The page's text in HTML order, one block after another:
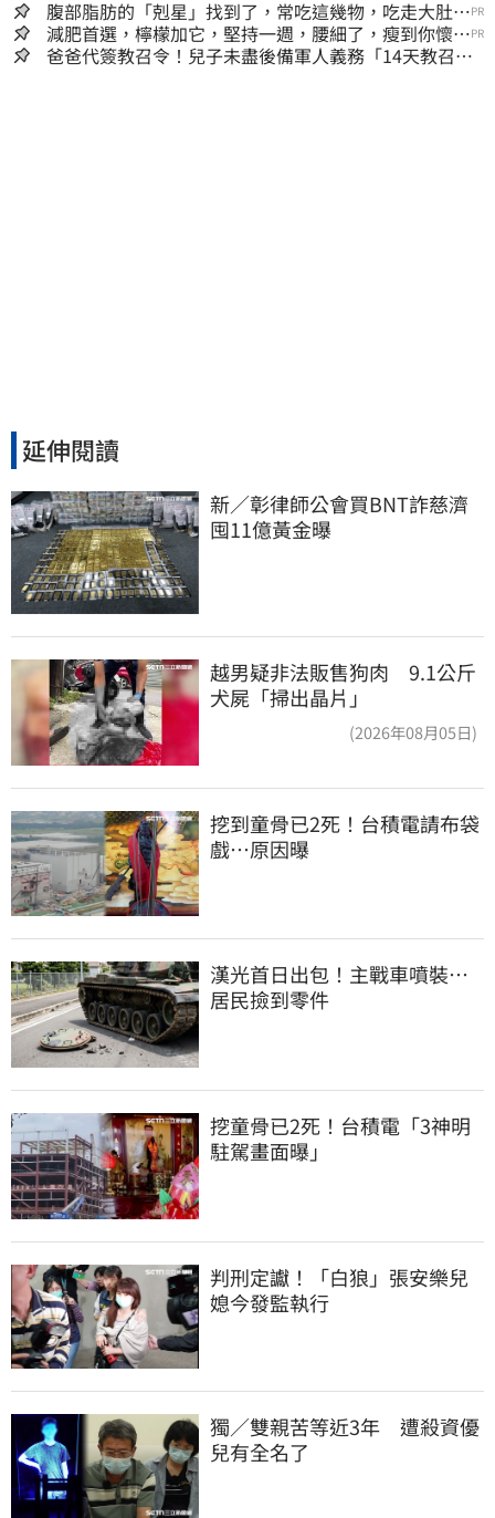
腹部脂肪的「剋星」找到了，常吃這幾物，吃走大肚
囊，瘦出小蠻腰
PR
減肥首選，檸檬加它，堅持一週，腰細了，瘦到你懷疑
人生
PR
爸爸代簽教召令！兒子未盡後備軍人義務「14天教召不
延伸閱讀
新／彰律師公會買BNT詐慈濟
囤11億黃金曝
越男疑非法販售狗肉 9.1公斤
犬屍「掃出晶片」
(2026年08月05日)
挖到童骨已2死！台積電請布袋
戲…原因曝
漢光首日出包！主戰車噴裝…
居民撿到零件
挖童骨已2死！台積電「3神明
駐駕畫面曝」
判刑定讞！「白狼」張安樂兒
媳今發監執行
獨／雙親苦等近3年　遭殺資優
兒有全名了